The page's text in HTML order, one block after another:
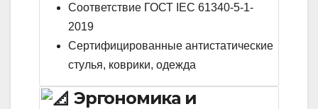
Соответствие ГОСТ IEC 61340-5-1-
2019
Сертифицированные антистатические
стулья, коврики, одежда
Эргономика и